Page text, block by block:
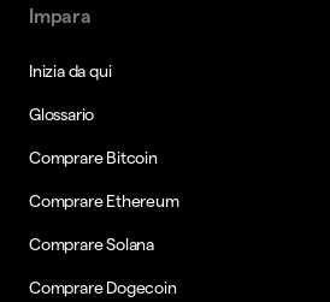
Impara
Inizia da qui
Glossario
Comprare Bitcoin
Comprare Ethereum
Comprare Solana
Comprare Dogecoin